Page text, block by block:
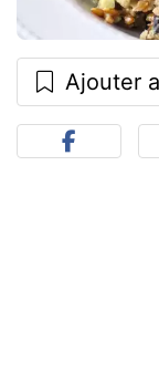
Ajouter